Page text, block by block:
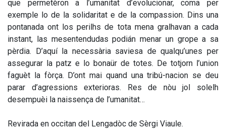
que permetèron a l’umanitat d’evolucionar, coma per
exemple lo de la solidaritat e de la compassion. Dins una
pontanada ont los perilhs de tota mena gralhavan a cada
instant, las mesentendudas podián menar un grope a sa
pèrdia. D’aquí la necessària saviesa de qualqu’unes per
assegurar la patz e lo bonaür de totes. De totjorn l’union
faguèt la fòrça. D’ont mai quand una tribú-nacion se deu
parar d’agressions exterioras. Res de nòu jol solelh
desempuèi la naissença de l’umanitat…
Revirada en occitan del Lengadòc de Sèrgi Viaule.